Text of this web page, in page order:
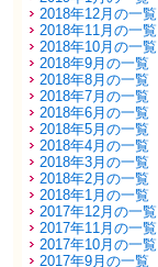
2018年12月の一覧
2018年11月の一覧
2018年10月の一覧
2018年9月の一覧
2018年8月の一覧
2018年7月の一覧
2018年6月の一覧
2018年5月の一覧
2018年4月の一覧
2018年3月の一覧
2018年2月の一覧
2018年1月の一覧
2017年12月の一覧
2017年11月の一覧
2017年10月の一覧
2017年9月の一覧